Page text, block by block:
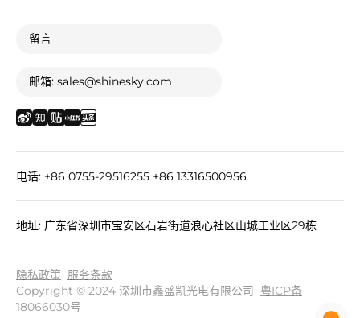
留言
邮箱: sales@shinesky.com
电话: +86 0755-29516255 +86 13316500956
地址: 广东省深圳市宝安区石岩街道浪心社区山城工业区29栋
隐私政策 服务条款
Copyright © 2024 深圳市鑫盛凯光电有限公司 粤ICP备
18066030号